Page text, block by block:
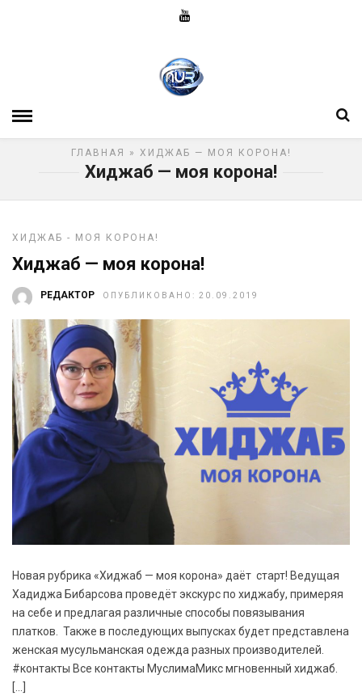
ГЛАВНАЯ » ХИДЖАБ — МОЯ КОРОНА!
Хиджаб — моя корона!
ХИДЖАБ - МОЯ КОРОНА!
Хиджаб — моя корона!
РЕДАКТОР ОПУБЛИКОВАНО: 20.09.2019
Новая рубрика «Хиджаб — моя корона» даёт старт! Ведущая
Хадиджа Бибарсова проведёт экскурс по хиджабу, примеряя
на себе и предлагая различные способы повязывания
платков. Также в последующих выпусках будет представлена
женская мусульманская одежда разных производителей.
#контакты Все контакты МуслимаМикс мгновенный хиджаб.
[…]